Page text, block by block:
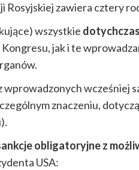
Rosyjskiej zawiera cztery
wszystkie
jak i te
wprowadzonych wcześniej
znaczeniu,
obligatoryjne z
USA: